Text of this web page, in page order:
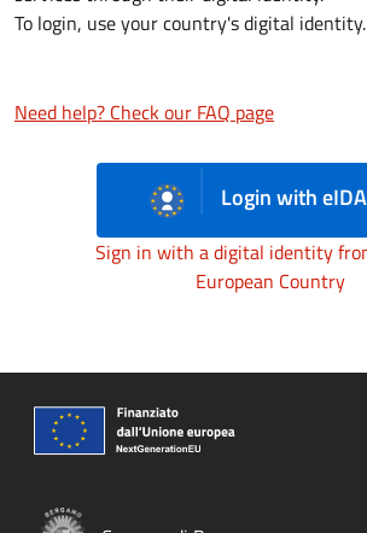
To login, use your country's digital identity.
Need help? Check our FAQ page
Login with
Sign in with a digital identity
European Country